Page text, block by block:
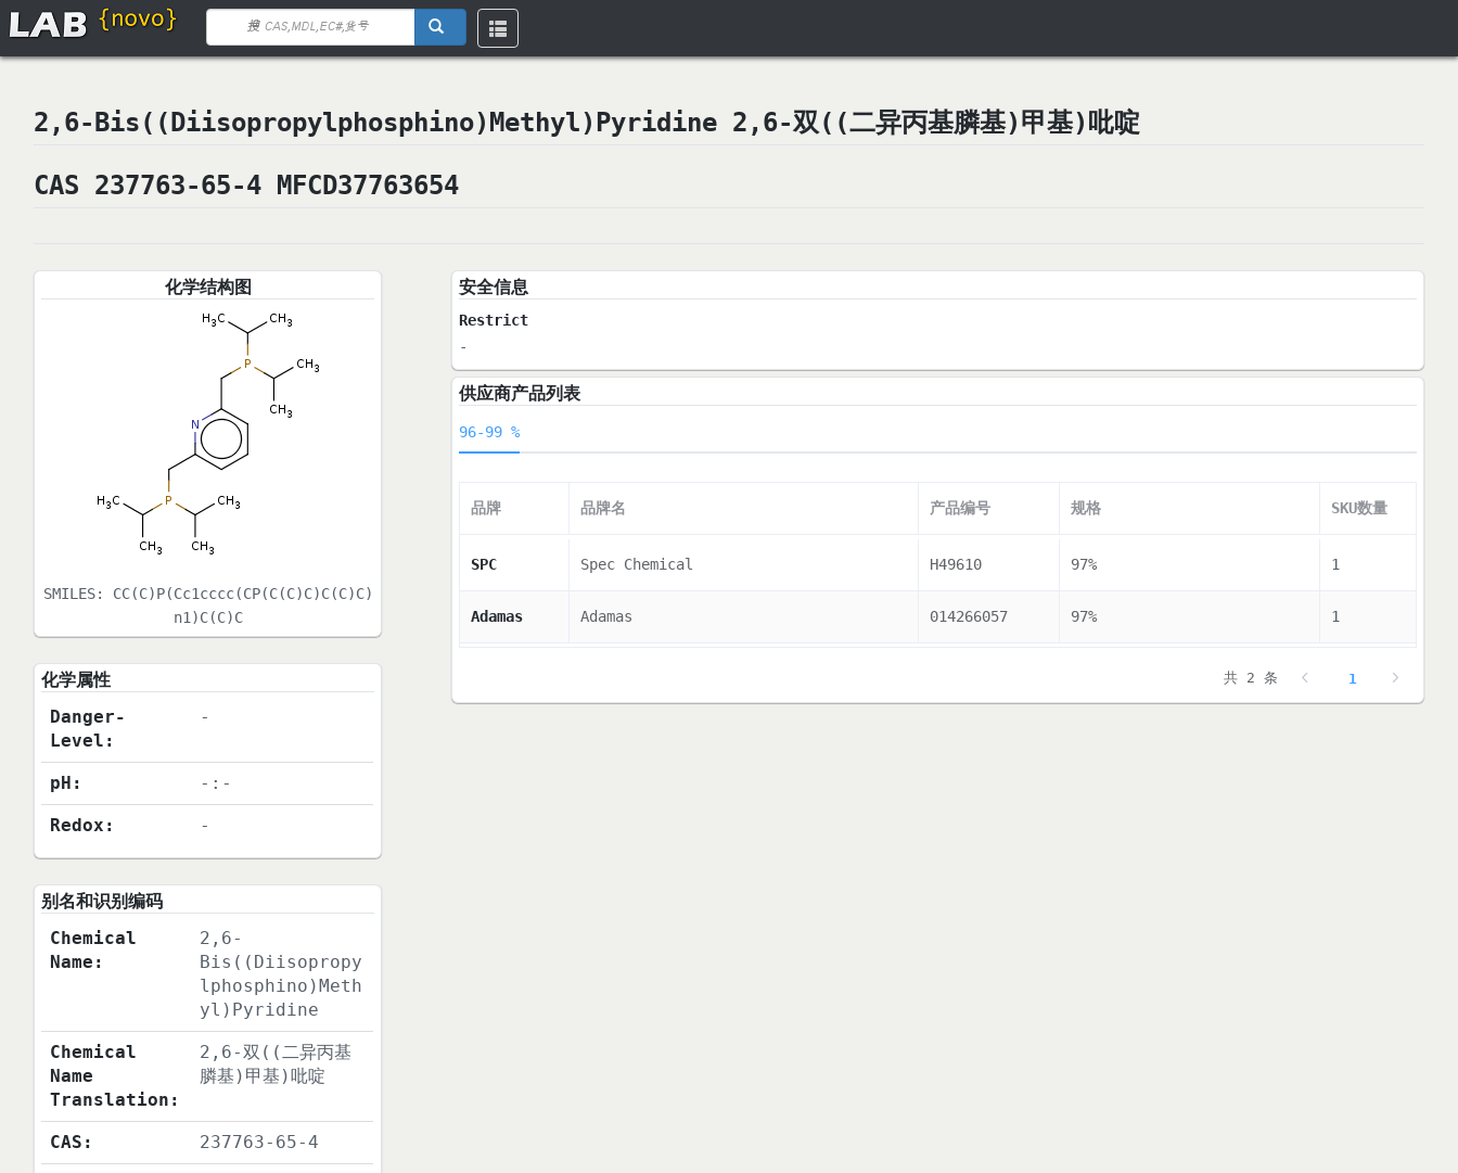
Toggle
navigation
2,6-Bis((Diisopropylphosphino)Methyl)Pyridine 2,6-双((二异丙基膦基)甲基)吡啶
CAS 237763-65-4 MFCD37763654
化学结构图
SMILES: CC(C)P(Cc1cccc(CP(C(C)C)C(C)C)
n1)C(C)C
化学属性
Danger-
Level:
-
pH: -:-
Redox: -
别名和识别编码
Chemical
Name:
2,6-
Bis((Diisopropy
lphosphino)Meth
yl)Pyridine
Chemical
Name
Translation:
2,6-双((二异丙基
膦基)甲基)吡啶
CAS: 237763-65-4
安全信息
Restrict
-
供应商产品列表
96-99 %
品牌 品牌名 产品编号 规格 SKU数量
SPC Spec Chemical H49610 97% 1
Adamas Adamas 014266057 97% 1
共 2 条 1